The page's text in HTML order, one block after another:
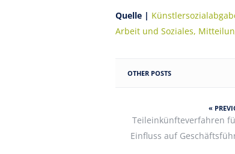
Quelle |
Arbeit und Soziales,
OTHER POSTS
«
Teileinkünfteverfahren
Einfluss auf